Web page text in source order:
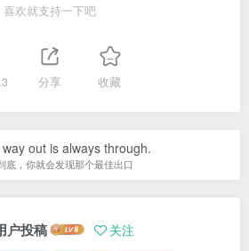
喜欢就支持一下吧
分享 收藏
out is always through.
底，你就会发现那个最佳出口
户投稿 关注